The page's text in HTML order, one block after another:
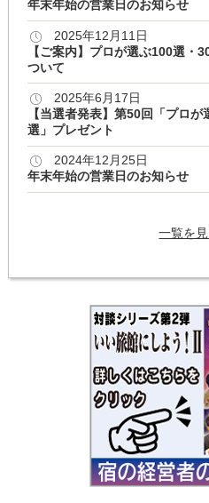
年末年始の営業日のお知らせ
2025年12月11日
【ご案内】プロが選ぶ100選
ついて
2025年6月17日
【当選者発表】第50回「プロ
選」プレゼント
2024年12月25日
年末年始の営業日のお知らせ
一覧を